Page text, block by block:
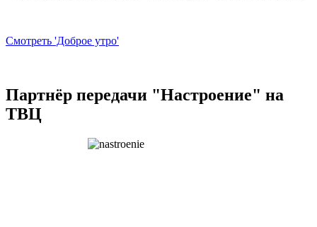
Смотреть 'Доброе утро'
Партнёр передачи "Настроение" на
ТВЦ